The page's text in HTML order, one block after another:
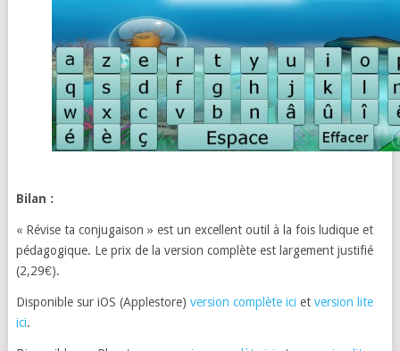
Bilan :
« Révise ta conjugaison » est un excellent outil à la fois ludique et
pédagogique. Le prix de la version complète est largement justifié
(2,29€).
Disponible sur iOS (Applestore) version complète ici et version lite
ici.